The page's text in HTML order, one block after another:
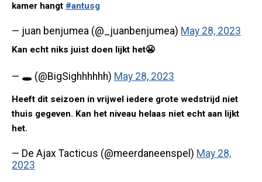
kamer hangt #antusg
— juan benjumea (@_juanbenjumea) May 28, 2023
Kan echt niks juist doen lijkt het😬
— 🕳️ (@BigSighhhhhh) May 28, 2023
Heeft dit seizoen in vrijwel iedere grote wedstrijd niet
thuis gegeven. Kan het niveau helaas niet echt aan lijkt
het.
— De Ajax Tacticus (@meerdaneenspel) May 28,
2023